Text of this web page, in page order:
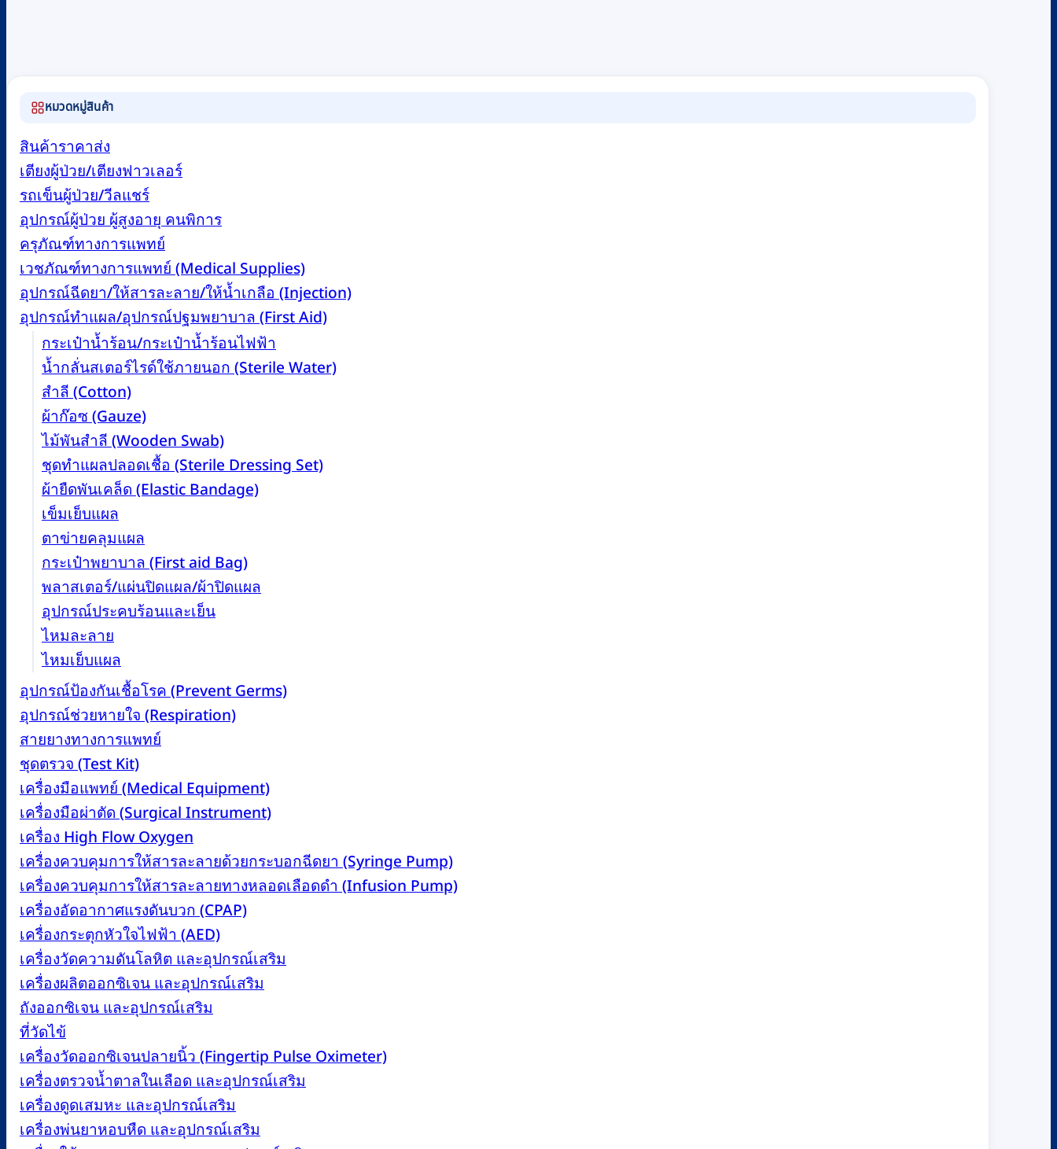
หมวดหมู่สินค้า
สินค้าราคาส่ง
เตียงผู้ป่วย/เตียงฟาวเลอร์
รถเข็นผู้ป่วย/วีลแชร์
อุปกรณ์ผู้ป่วย ผู้สูงอายุ คนพิการ
ครุภัณฑ์ทางการแพทย์
เวชภัณฑ์ทางการแพทย์ (Medical Supplies)
อุปกรณ์ฉีดยา/ให้สารละลาย/ให้น้ำเกลือ (Injection)
อุปกรณ์ทำแผล/อุปกรณ์ปฐมพยาบาล (First Aid)
กระเป๋าน้ำร้อน/กระเป๋าน้ำร้อนไฟฟ้า
น้ำกลั่นสเตอร์ไรด์ใช้ภายนอก (Sterile Water)
สำลี (Cotton)
ผ้าก๊อซ (Gauze)
ไม้พันสำลี (Wooden Swab)
ชุดทำแผลปลอดเชื้อ (Sterile Dressing Set)
ผ้ายืดพันเคล็ด (Elastic Bandage)
เข็มเย็บแผล
ตาข่ายคลุมแผล
กระเป๋าพยาบาล (First aid Bag)
พลาสเตอร์/แผ่นปิดแผล/ผ้าปิดแผล
อุปกรณ์ประคบร้อนและเย็น
ไหมละลาย
ไหมเย็บแผล
อุปกรณ์ป้องกันเชื้อโรค (Prevent Germs)
อุปกรณ์ช่วยหายใจ (Respiration)
สายยางทางการแพทย์
ชุดตรวจ (Test Kit)
เครื่องมือแพทย์ (Medical Equipment)
เครื่องมือผ่าตัด (Surgical Instrument)
เครื่อง High Flow Oxygen
เครื่องควบคุมการให้สารละลายด้วยกระบอกฉีดยา (Syringe Pump)
เครื่องควบคุมการให้สารละลายทางหลอดเลือดดำ (Infusion Pump)
เครื่องอัดอากาศแรงดันบวก (CPAP)
เครื่องกระตุกหัวใจไฟฟ้า (AED)
เครื่องวัดความดันโลหิต และอุปกรณ์เสริม
เครื่องผลิตออกซิเจน และอุปกรณ์เสริม
ถังออกซิเจน และอุปกรณ์เสริม
ที่วัดไข้
เครื่องวัดออกซิเจนปลายนิ้ว (Fingertip Pulse Oximeter)
เครื่องตรวจน้ำตาลในเลือด และอุปกรณ์เสริม
เครื่องดูดเสมหะ และอุปกรณ์เสริม
เครื่องพ่นยาหอบหืด และอุปกรณ์เสริม